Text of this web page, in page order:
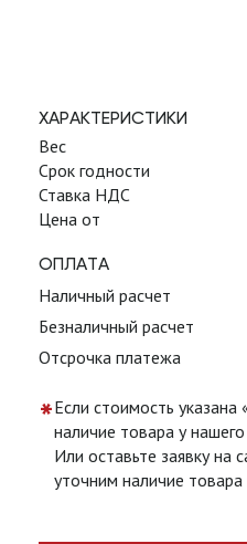
ХАРАКТЕРИСТИКИ
Вес
Срок годности
Ставка НДС
Цена от
ОПЛАТА
Наличный расчет
Безналичный расчет
Отсрочка платежа
*Если стоимость
наличие товара у
Или оставьте заявку на
уточним наличие